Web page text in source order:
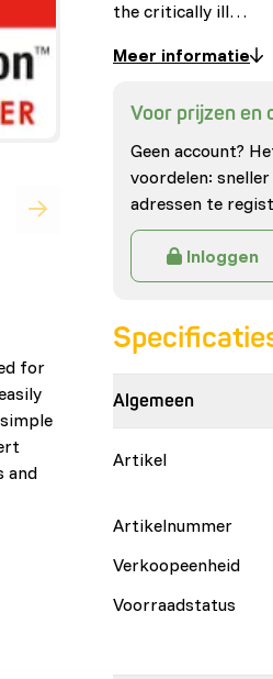
for
and
the critically ill…
Meer informatie
Voor prijzen en
Geen account?
voordelen:
adressen te
Inloggen
Algemeen
Artikel
Artikelnummer
Verkoopeenheid
Voorraadstatus